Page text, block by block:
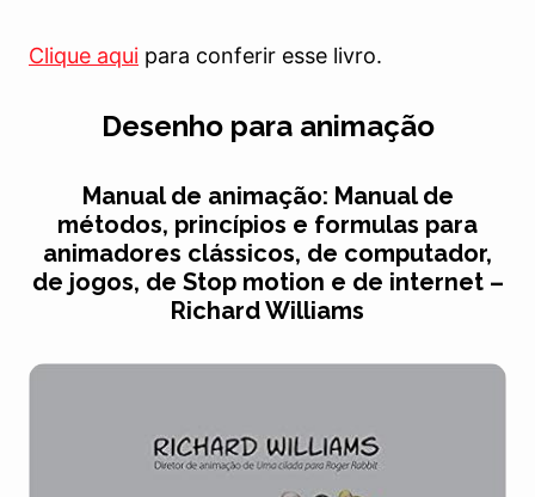
Clique aqui para conferir esse livro.
Desenho para animação
Manual de animação: Manual de
métodos, princípios e formulas para
animadores clássicos, de computador,
de jogos, de Stop motion e de internet –
Richard Williams